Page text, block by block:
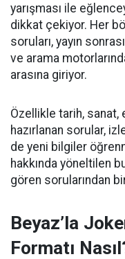
yarışması ile
dikkat çekiyor. Her
soruları, yayın
ve arama
arasına giriyor.
Özellikle tarih, sanat,
hazırlanan sorular,
de yeni bilgiler
hakkında yöneltilen
gören sorularından
Beyaz’la
Formatı